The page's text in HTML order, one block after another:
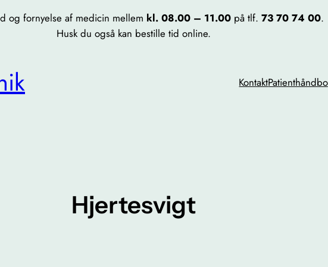
og fornyelse af medicin mellem kl. 08.00 – 11.00 på tlf. 73 70 74 00.
Husk du også kan bestille tid online.
Kontakt
Hjertesvigt